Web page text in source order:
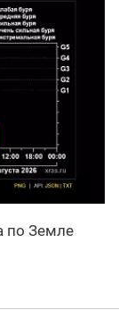
по Земле